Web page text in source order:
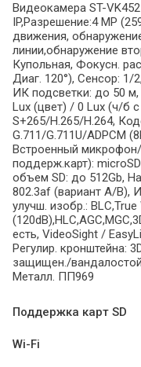
Видеокамера ST-
IP,Разрешение:4 MP
движения,
линии,обнаружение
Купольная, Фокусн.
Диаг. 120°), Сенсор: 1/
ИК подсветки: до 50 м,
Lux (цвет) / 0 Lux (ч/б
S+265/H.265/H.264,
G.711/G.711U/ADPCM
Встроенный
поддерж.карт):
объем SD: до 512Gb,
802.3af (вариант А/В),
улучш. изобр.: BLC,True
есть, VideoSight /
Регулир. кронштейна:
защищен./
Металл. ПП969
Поддержка карт SD
Wi-Fi